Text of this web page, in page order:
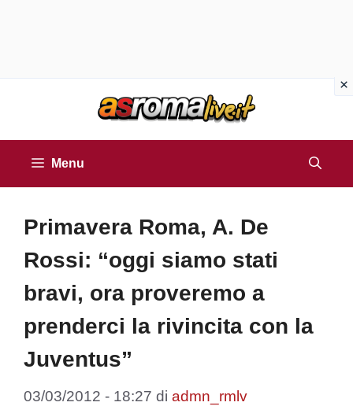
Menu
Primavera Roma, A. De
Rossi: “oggi siamo stati
bravi, ora proveremo a
prenderci la rivincita con la
Juventus”
03/03/2012 - 18:27 di admn_rmlv